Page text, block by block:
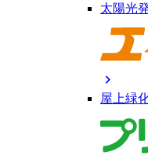
太陽光
chevron_right
屋上緑